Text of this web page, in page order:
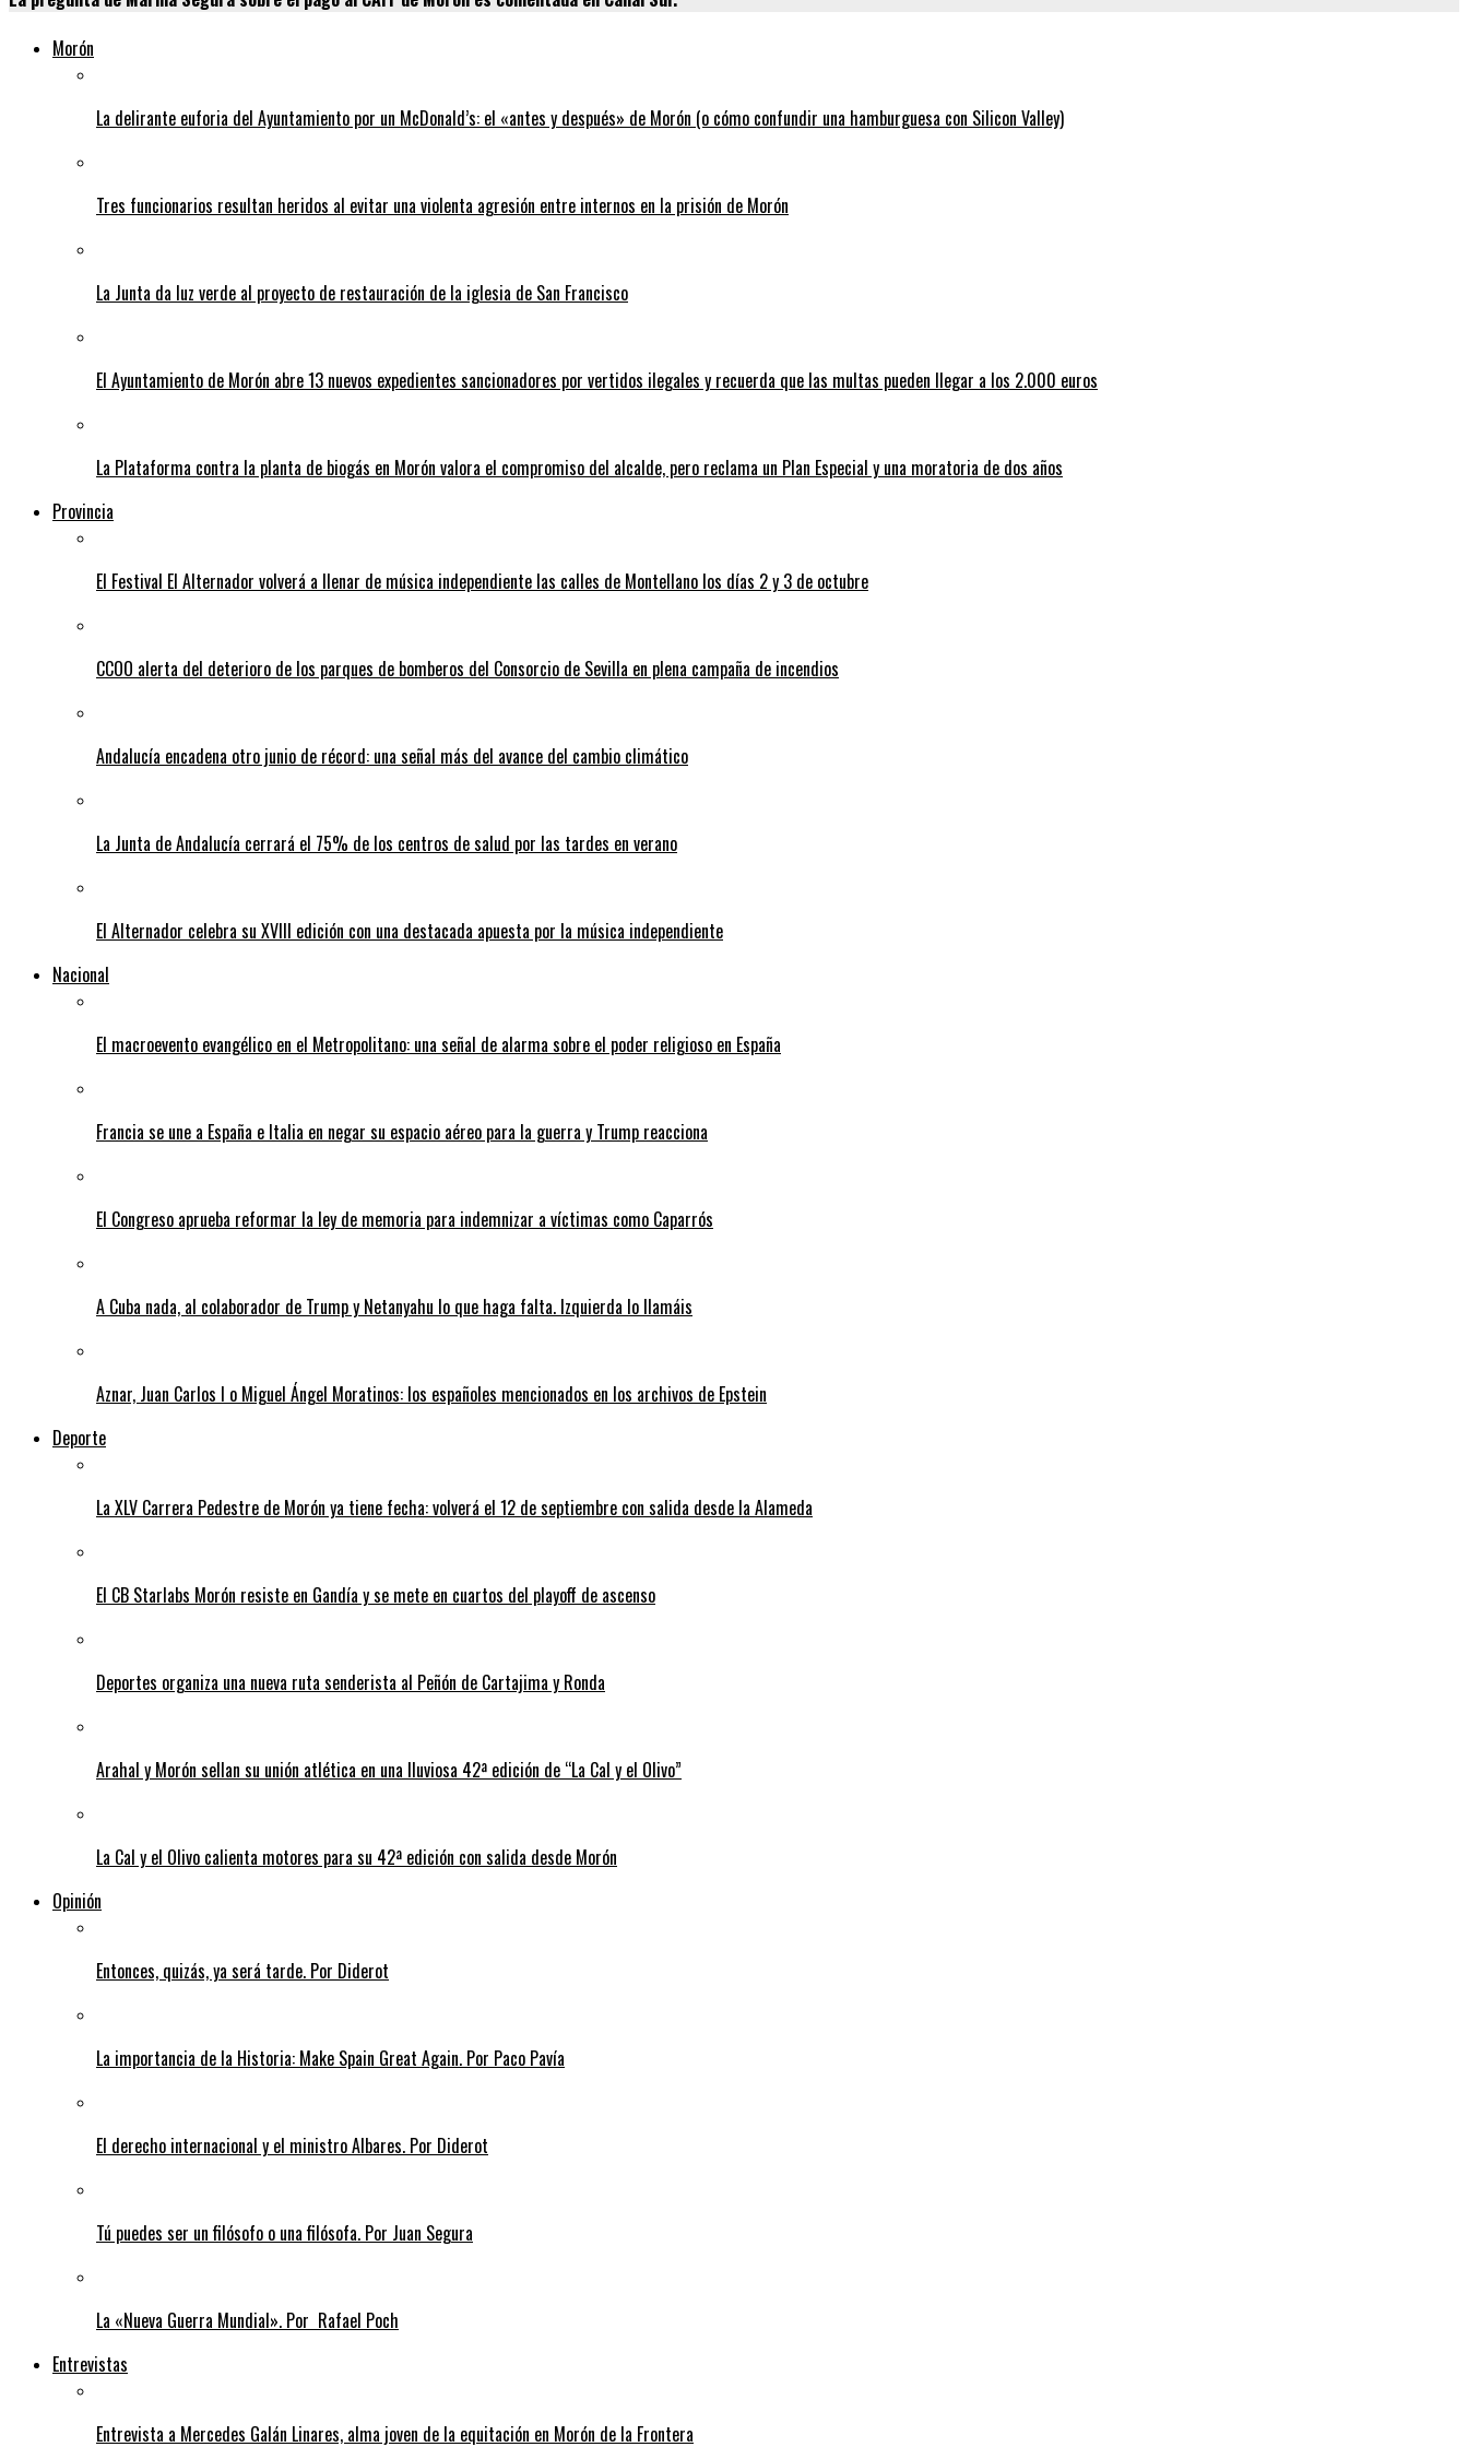
Morón
La delirante euforia del Ayuntamiento por un McDonald’s: el «antes y después» de Morón (o cómo confundir una hamburguesa con Silicon Valley)
Tres funcionarios resultan heridos al evitar una violenta agresión entre internos en la prisión de Morón
La Junta da luz verde al proyecto de restauración de la iglesia de San Francisco
El Ayuntamiento de Morón abre 13 nuevos expedientes sancionadores por vertidos ilegales y recuerda que las multas pueden llegar a los 2.000 euros
La Plataforma contra la planta de biogás en Morón valora el compromiso del alcalde, pero reclama un Plan Especial y una moratoria de dos años
Provincia
El Festival El Alternador volverá a llenar de música independiente las calles de Montellano los días 2 y 3 de octubre
CCOO alerta del deterioro de los parques de bomberos del Consorcio de Sevilla en plena campaña de incendios
Andalucía encadena otro junio de récord: una señal más del avance del cambio climático
La Junta de Andalucía cerrará el 75% de los centros de salud por las tardes en verano
El Alternador celebra su XVIII edición con una destacada apuesta por la música independiente
Nacional
El macroevento evangélico en el Metropolitano: una señal de alarma sobre el poder religioso en España
Francia se une a España e Italia en negar su espacio aéreo para la guerra y Trump reacciona
El Congreso aprueba reformar la ley de memoria para indemnizar a víctimas como Caparrós
A Cuba nada, al colaborador de Trump y Netanyahu lo que haga falta. Izquierda lo llamáis
Aznar, Juan Carlos I o Miguel Ángel Moratinos: los españoles mencionados en los archivos de Epstein
Deporte
La XLV Carrera Pedestre de Morón ya tiene fecha: volverá el 12 de septiembre con salida desde la Alameda
El CB Starlabs Morón resiste en Gandía y se mete en cuartos del playoff de ascenso
Deportes organiza una nueva ruta senderista al Peñón de Cartajima y Ronda
Arahal y Morón sellan su unión atlética en una lluviosa 42ª edición de “La Cal y el Olivo”
La Cal y el Olivo calienta motores para su 42ª edición con salida desde Morón
Opinión
Entonces, quizás, ya será tarde. Por Diderot
La importancia de la Historia: Make Spain Great Again. Por Paco Pavía
El derecho internacional y el ministro Albares. Por Diderot
Tú puedes ser un filósofo o una filósofa. Por Juan Segura
La «Nueva Guerra Mundial». Por Rafael Poch
Entrevistas
Entrevista a Mercedes Galán Linares, alma joven de la equitación en Morón de la Frontera